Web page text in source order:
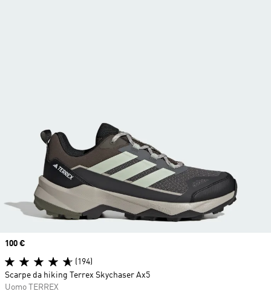
Price
100 €
(194)
Scarpe da hiking Terrex Skychaser Ax5
Uomo TERREX